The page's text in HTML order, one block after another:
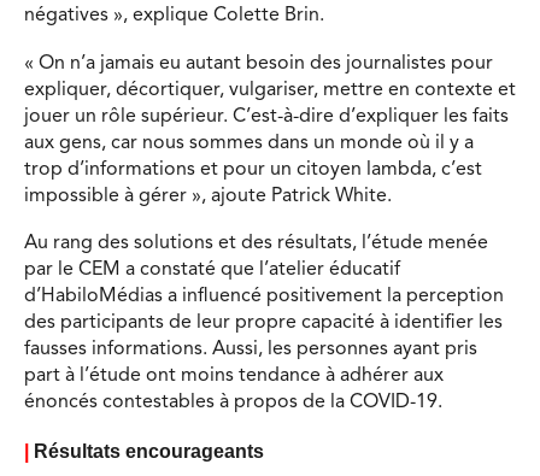
négatives », explique Colette Brin.
« On n’a jamais eu autant besoin des journalistes pour
expliquer, décortiquer, vulgariser, mettre en contexte et
jouer un rôle supérieur. C’est-à-dire d’expliquer les faits
aux gens, car nous sommes dans un monde où il y a
trop d’informations et pour un citoyen lambda, c’est
impossible à gérer », ajoute Patrick White.
Au rang des solutions et des résultats, l’étude menée
par le CEM a constaté que l’atelier éducatif
d’HabiloMédias a influencé positivement la perception
des participants de leur propre capacité à identifier les
fausses informations. Aussi, les personnes ayant pris
part à l’étude ont moins tendance à adhérer aux
énoncés contestables à propos de la COVID-19.
Résultats encourageants